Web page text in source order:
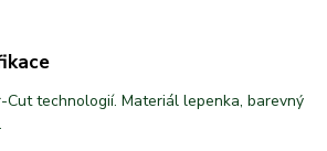
Cut technologií. Materiál lepenka, barevný